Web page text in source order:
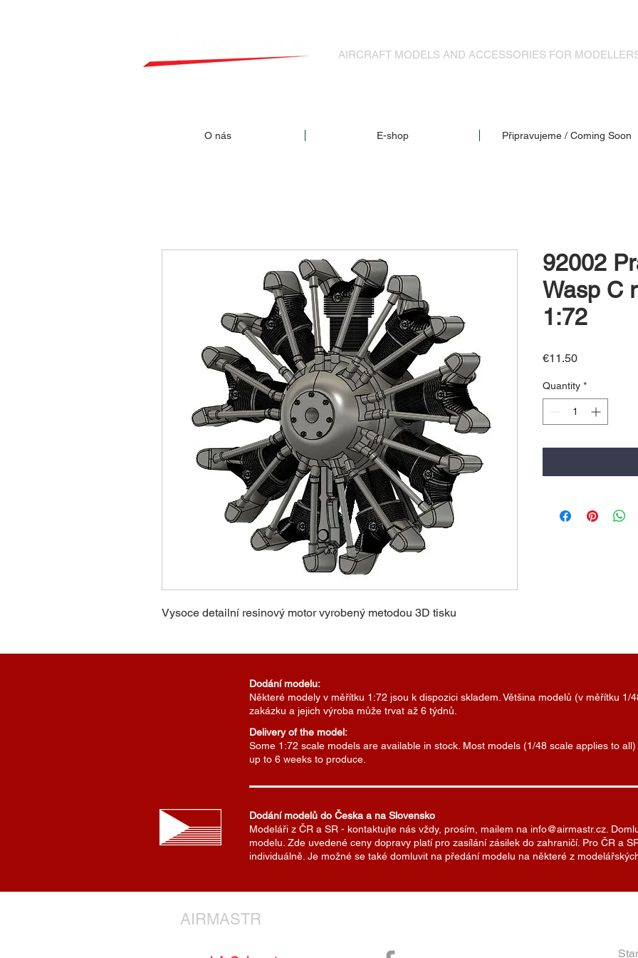
AIRCRAFT MODELS AND ACCESSORIES FOR
O nás E-shop Připravujeme / Coming Soon
Vysoce detailní resinový motor vyrobený metodou 3D tisku
92002
Wasp C
1:72
€11.50Price
Quantity *
Dodání modelu:
Některé modely v měřítku 1:72 jsou k dispozici skladem. Většina modelů (v měřítku 1/
zakázku a jejich výroba může trvat až 6 týdnů.
Delivery of the model:
Some 1:72 scale models are available in stock. Most models (1/48 scale applies to
up to 6 weeks to produce.
Dodání modelů do Česka a na Slovensko
Modeláři z ČR a SR - kontaktujte nás vždy, prosím, mailem na info@airmastr.cz.
modelu. Zde uvedené ceny dopravy platí pro zasílání zásilek do zahraničí. Pro ČR a
individuálně. Je možné se také domluvit na předání modelu na některé z
AIRMASTR